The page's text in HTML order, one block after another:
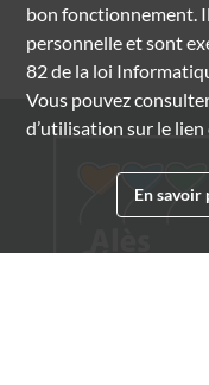
bon fonctionnement.
personnelle et sont
82 de la loi
Vous pouvez
d’utilisation sur le lien
En savoir